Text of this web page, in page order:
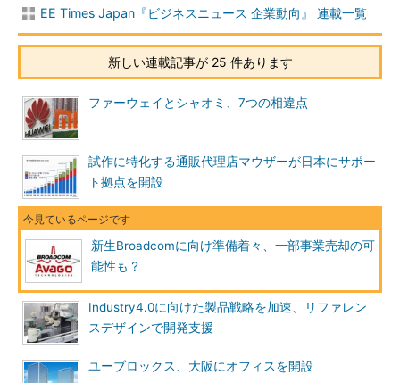
EE Times Japan『ビジネスニュース 企業動向』 連載一覧
新しい連載記事が 25 件あります
ファーウェイとシャオミ、7つの相違点
試作に特化する通販代理店マウザーが日本にサポー
ト拠点を開設
新生Broadcomに向け準備着々、一部事業売却の可
能性も？
Industry4.0に向けた製品戦略を加速、リファレン
スデザインで開発支援
ユーブロックス、大阪にオフィスを開設